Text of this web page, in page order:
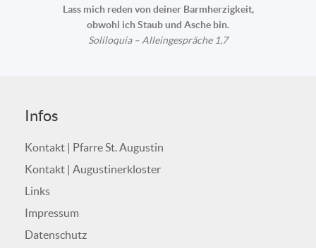
Lass mich reden von deiner Barmherzigkeit,
obwohl ich Staub und Asche bin.
Soliloquia – Alleingespräche 1,7
Infos
Kontakt | Pfarre St. Augustin
Kontakt | Augustinerkloster
Links
Impressum
Datenschutz